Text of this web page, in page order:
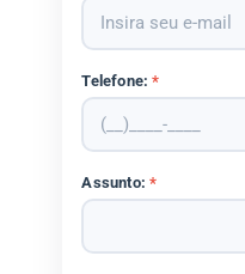
Telefone:*
Assunto:*